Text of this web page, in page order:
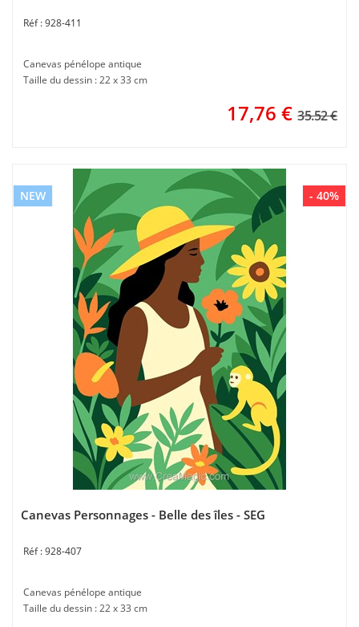
928-411
Canevas pénélope antique
Taille du dessin : 22 x 33 cm
17,76 € 35.52 €
- 40%
NEW
Canevas Personnages - Belle des îles - SEG
928-407
Canevas pénélope antique
Taille du dessin : 22 x 33 cm